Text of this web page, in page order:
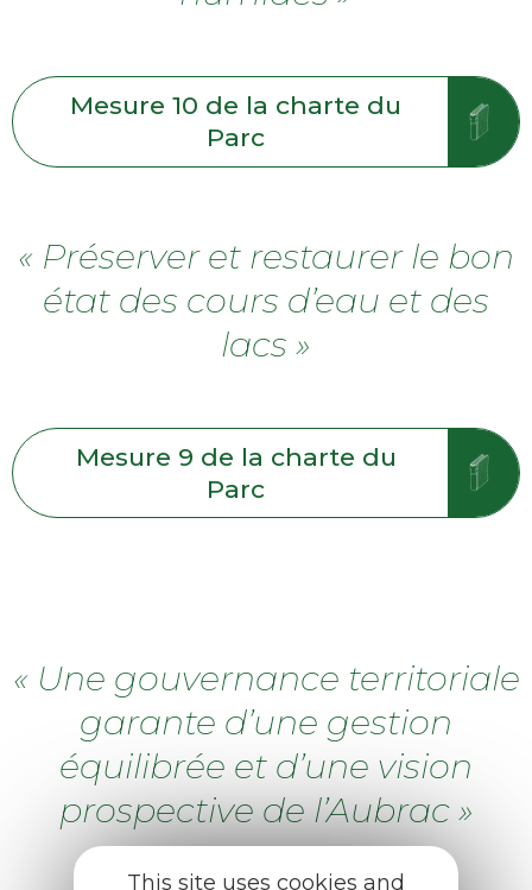
Mesure 10 de la charte du
Parc
« Préserver et restaurer le bon
état des cours d’eau et des
lacs »
Mesure 9 de la charte du
Parc
« Une gouvernance territoriale
garante d’une gestion
équilibrée et d’une vision
prospective de l’Aubrac »
This site uses cookies and